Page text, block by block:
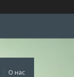
О нас